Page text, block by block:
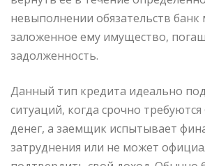
невыполнении обязательств
заложенное ему имущество,
задолженность.
Данный тип кредита идеально
ситуаций, когда срочно
денег, а заемщик испытывает
затруднения или не может